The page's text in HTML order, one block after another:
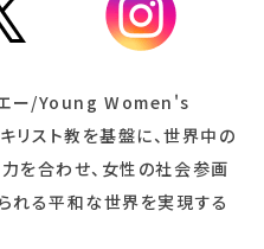
エー/Young Women's
ト教を基盤に、世界中の
を合わせ、女性の社会参画
れる平和な世界を実現する